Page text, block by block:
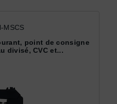
MSCS
point de consigne
divisé, CVC et...